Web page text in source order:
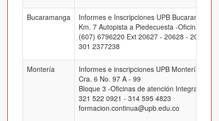
Bucaramanga
Informes e Inscripciones UPB Bucaramanga
Km. 7 Autopista a Piedecuesta -Oficina J-205
(607) 6796220 Ext 20627 - 20628 - 20629 -
301 2377238
Montería
Informes e inscripciones UPB Montería
Cra. 6 No. 97 A - 99
Bloque 3 -Oficinas de atención Integral
321 522 0921 - 314 595 4823
formacion.continua@upb.edu.co